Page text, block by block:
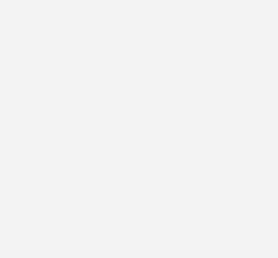
nach eigenen Angaben auf
mehr Klimaschutz und
schleppenden Plänen des
mit Enyway den Beweis,
auch kleine
EEGs und somit ohne
Matthias Taft, Energievorstand von
ist ein absoluter Meilenstein“,